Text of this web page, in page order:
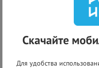
Скачайте
Для удобства